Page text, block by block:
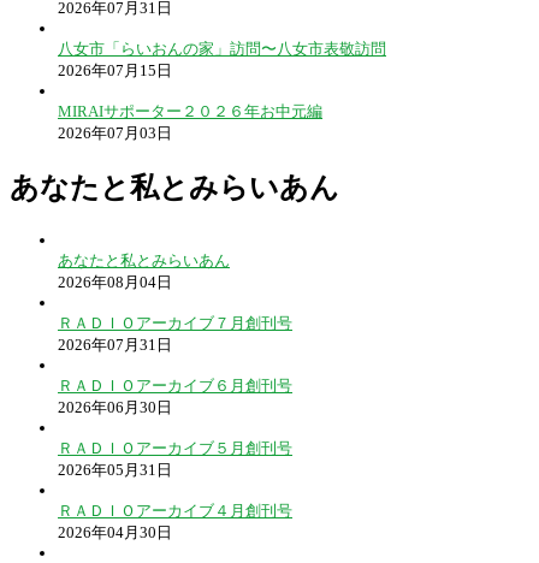
2026年07月31日
八女市「らいおんの家」訪問〜八女市表敬訪問
2026年07月15日
MIRAIサポーター２０２６年お中元編
2026年07月03日
あなたと私とみらいあん
あなたと私とみらいあん
2026年08月04日
ＲＡＤＩＯアーカイブ７月創刊号
2026年07月31日
ＲＡＤＩＯアーカイブ６月創刊号
2026年06月30日
ＲＡＤＩＯアーカイブ５月創刊号
2026年05月31日
ＲＡＤＩＯアーカイブ４月創刊号
2026年04月30日